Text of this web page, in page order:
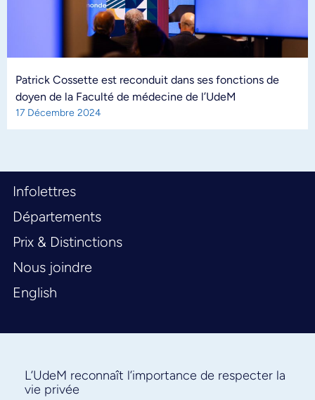
Patrick Cossette est reconduit dans ses fonctions de
doyen de la Faculté de médecine de l’UdeM
17 Décembre 2024
Infolettres
Départements
Prix & Distinctions
Nous joindre
English
L’UdeM reconnaît l’importance de respecter la
vie privée